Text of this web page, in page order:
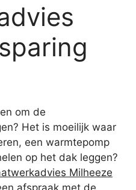
om de
Het is moeilijk waar
een warmtepomp
op het dak leggen?
Milheeze
afspraak met de